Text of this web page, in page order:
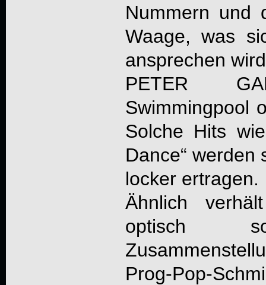
Nummern und
Waage, was
ansprechen
PETER
Swimmingpool
Solche Hits
Dance“ werden
locker ertragen.
Ähnlich
optisch so
Prog-Pop-